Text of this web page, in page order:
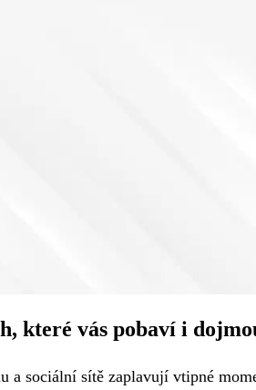
které vás pobaví i
a sociální sítě zaplavují vtipné